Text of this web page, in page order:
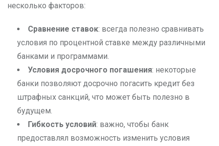
несколько факторов:
Сравнение ставок: всегда полезно сравнивать
условия по процентной ставке между различными
банками и программами.
Условия досрочного погашения: некоторые
банки позволяют досрочно погасить кредит без
штрафных санкций, что может быть полезно в
будущем.
Гибкость условий: важно, чтобы банк
предоставлял возможность изменить условия